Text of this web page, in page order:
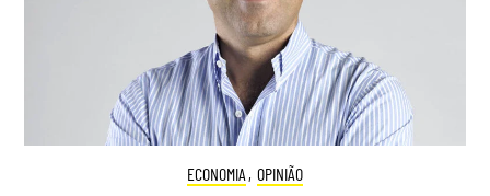
ECONOMIA , OPINIÃO